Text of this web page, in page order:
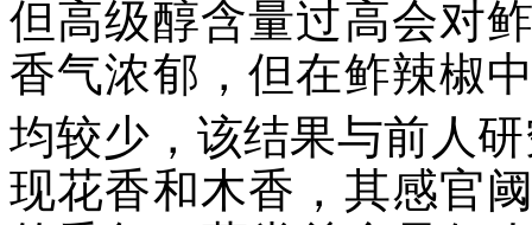
但高级醇含量过高会对
香气浓郁，但在鲊辣椒
均较少，该结果与前人
现花香和木香，其感官